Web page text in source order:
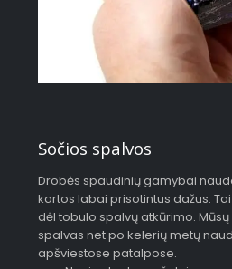
Sočios spalvos
Drobės spaudinių gamybai
kartos labai prisotintus dažus.
dėl tobulo spalvų atkūrimo.
spalvas net po kelerių metų
apšviestose patalpose.